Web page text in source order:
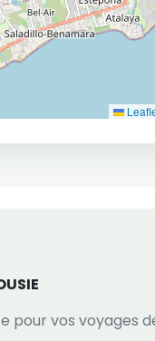
pour vos voyages